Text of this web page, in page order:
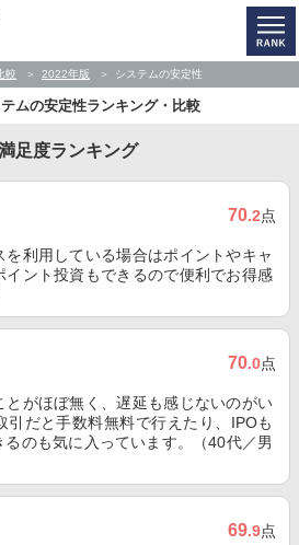
較 2022年版 システムの安定性
ムの安定性ランキング・比較
足度ランキング
70.2点
利用している場合はポイントやキャ
イント投資もできるので便利でお得感
70.0点
とがほぼ無く、遅延も感じないのがい
引だと手数料無料で行えたり、IPOも
のも気に入っています。（40代／男
69.9点